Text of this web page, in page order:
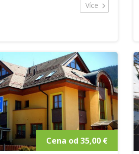
Více
Cena od 35,00 €